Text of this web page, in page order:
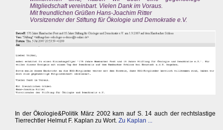
Mitgliedschaft vereinbart. Vielen Dank im Voraus.
Mit freundlichen Grüßen Hans-Joachim Ritter
Vorsitzender der Stiftung für Ökologie und Demokratie e.V.
In der Ökologie&Politik März 2002 kam auf S. 14 auch der rechtslastige
Tierrechtler Helmut F. Kaplan zu Wort. Zu Kaplan ...